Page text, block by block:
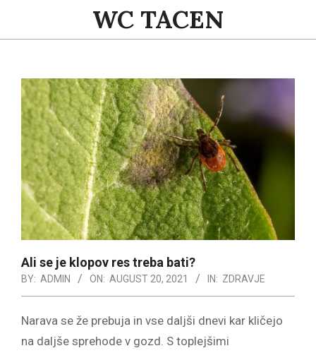
content
WC TACEN
Navigation
Menu
Ali se je klopov res treba bati?
BY: ADMIN ON: AUGUST 20, 2021 IN: ZDRAVJE
Narava se že prebuja in vse daljši dnevi kar kličejo
na daljše sprehode v gozd. S toplejšimi